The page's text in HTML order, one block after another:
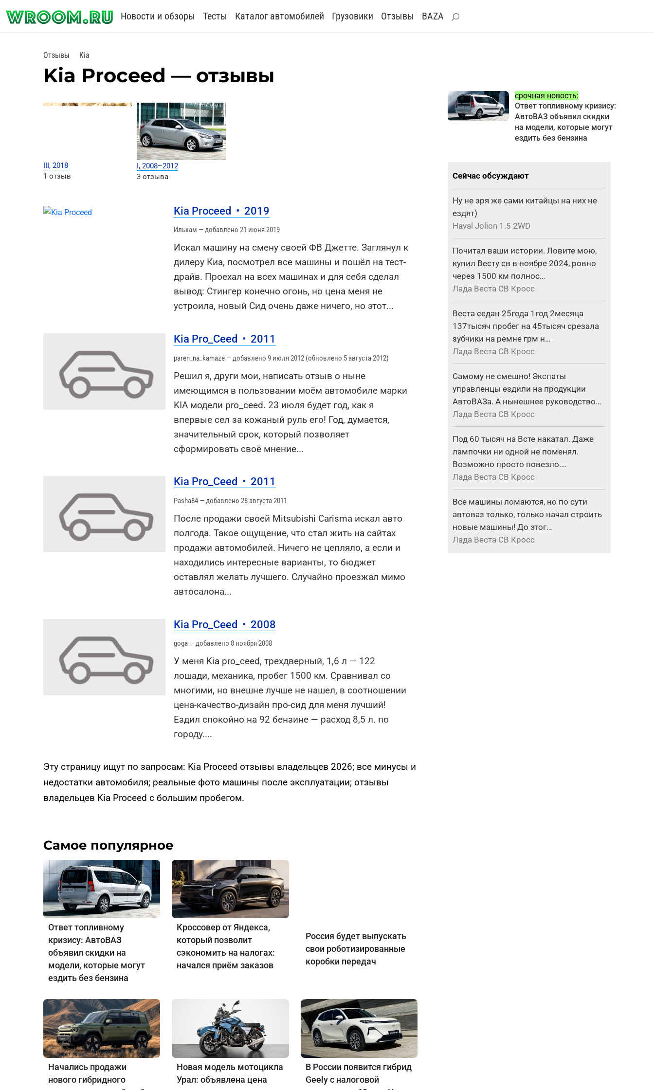
Новости и обзоры Тесты Каталог автомобилей Грузовики Отзывы BAZA
Отзывы Kia
Kia Proceed — отзывы
III, 2018
1 отзыв
I, 2008–2012
3 отзыва
Kia Proceed • 2019
Ильхам — добавлено 21 июня 2019
Искал машину на смену своей ФВ Джетте. Заглянул к
дилеру Киа, посмотрел все машины и пошёл на тест-
драйв. Проехал на всех машинах и для себя сделал
вывод: Стингер конечно огонь, но цена меня не
устроила, новый Сид очень даже ничего, но этот...
Kia Pro_Ceed • 2011
paren_na_kamaze — добавлено 9 июля 2012 (обновлено 5 августа 2012)
Решил я, други мои, написать отзыв о ныне
имеющимся в пользовании моём автомобиле марки
KIA модели pro_ceed. 23 июля будет год, как я
впервые сел за кожаный руль его! Год, думается,
значительный срок, который позволяет
сформировать своё мнение...
Kia Pro_Ceed • 2011
Pasha84 — добавлено 28 августа 2011
После продажи своей Mitsubishi Carisma искал авто
полгода. Такое ощущение, что стал жить на сайтах
продажи автомобилей. Ничего не цепляло, а если и
находились интересные варианты, то бюджет
оставлял желать лучшего. Случайно проезжал мимо
автосалона...
Kia Pro_Ceed • 2008
goga — добавлено 8 ноября 2008
У меня Kia pro_ceed, трехдверный, 1,6 л — 122
лошади, механика, пробег 1500 км. Сравнивал со
многими, но внешне лучше не нашел, в соотношении
цена-качество-дизайн про-сид для меня лучший!
Ездил спокойно на 92 бензине — расход 8,5 л. по
городу....
Эту страницу ищут по запросам: Kia Proceed отзывы владельцев 2026; все минусы и
недостатки автомобиля; реальные фото машины после эксплуатации; отзывы
владельцев Kia Proceed с большим пробегом.
Самое популярное
Ответ топливному
кризису: АвтоВАЗ
объявил скидки на
модели, которые могут
ездить без бензина
Кроссовер от Яндекса,
который позволит
сэкономить на налогах:
начался приём заказов
Россия будет выпускать
свои роботизированные
коробки передач
Начались продажи
нового гибридного
Новая модель мотоцикла
Урал: объявлена цена
В России появится гибрид
Geely с налоговой
срочная новость:
Ответ топливному кризису:
АвтоВАЗ объявил скидки
на модели, которые могут
ездить без бензина
Сейчас обсуждают
Ну не зря же сами китайцы на них не
ездят)
Haval Jolion 1.5 2WD
Почитал ваши истории. Ловите мою,
купил Весту св в ноябре 2024, ровно
через 1500 км полнос…
Лада Веста СВ Кросс
Веста седан 25года 1год 2месяца
137тысяч пробег на 45тысяч срезала
зубчики на ремне грм н…
Лада Веста СВ Кросс
Самому не смешно! Экспаты
управленцы ездили на продукции
АвтоВАЗа. А нынешнее руководство…
Лада Веста СВ Кросс
Под 60 тысяч на Всте накатал. Даже
лампочки ни одной не поменял.
Возможно просто повезло.…
Лада Веста СВ Кросс
Все машины ломаются, но по сути
автоваз только, только начал строить
новые машины! До этог…
Лада Веста СВ Кросс